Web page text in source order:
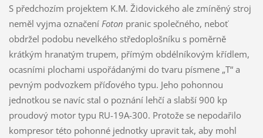
S předchozím projektem K.M. Židovického ale zmíněný stroj
neměl vyjma označení Foton pranic společného, neboť
obdržel podobu nevelkého středoplošníku s poměrně
krátkým hranatým trupem, přímým obdélníkovým křídlem,
ocasními plochami uspořádanými do tvaru písmene „T“ a
pevným podvozkem příďového typu. Jeho pohonnou
jednotkou se navíc stal o poznání lehčí a slabší 900 kp
proudový motor typu RU-19A-300. Protože se nepodařilo
kompresor této pohonné jednotky upravit tak, aby mohl